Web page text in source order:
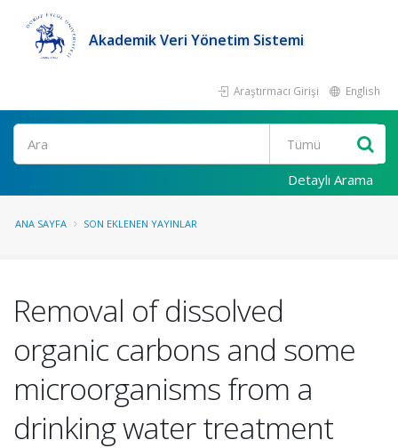
Akademik Veri Yönetim Sistemi
Araştırmacı Girişi English
Ara
Detaylı Arama
ANA SAYFA SON EKLENEN YAYINLAR
Removal of dissolved
organic carbons and some
microorganisms from a
drinking water treatment